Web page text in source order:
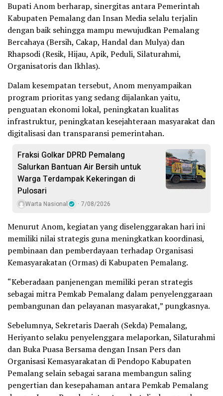
Bupati Anom berharap, sinergitas antara Pemerintah
Kabupaten Pemalang dan Insan Media selalu terjalin
dengan baik sehingga mampu mewujudkan Pemalang
Bercahaya (Bersih, Cakap, Handal dan Mulya) dan
Rhapsodi (Resik, Hijau, Apik, Peduli, Silaturahmi,
Organisatoris dan Ikhlas).
Dalam kesempatan tersebut, Anom menyampaikan
program prioritas yang sedang dijalankan yaitu,
penguatan ekonomi lokal, peningkatan kualitas
infrastruktur, peningkatan kesejahteraan masyarakat dan
digitalisasi dan transparansi pemerintahan.
Fraksi Golkar DPRD Pemalang
Salurkan Bantuan Air Bersih untuk
Warga Terdampak Kekeringan di
Pulosari
Warta Nasional 7/08/2026
Menurut Anom, kegiatan yang diselenggarakan hari ini
memiliki nilai strategis guna meningkatkan koordinasi,
pembinaan dan pemberdayaan terhadap Organisasi
Kemasyarakatan (Ormas) di Kabupaten Pemalang.
“Keberadaan panjenengan memiliki peran strategis
sebagai mitra Pemkab Pemalang dalam penyelenggaraan
pembangunan dan pelayanan masyarakat,” pungkasnya.
Sebelumnya, Sekretaris Daerah (Sekda) Pemalang,
Heriyanto selaku penyelenggara melaporkan, Silaturahmi
dan Buka Puasa Bersama dengan Insan Pers dan
Organisasi Kemasyarakatan di Pendopo Kabupaten
Pemalang selain sebagai sarana membangun saling
pengertian dan kesepahaman antara Pemkab Pemalang